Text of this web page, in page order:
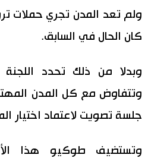
ولم تعد المدن تجري حملات
كان الحال في السابق.
وبدلا من ذلك تحدد
وتتفاوض مع كل المدن
جلسة تصويت لاعتماد اختيار